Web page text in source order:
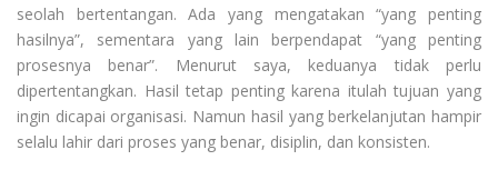
seolah bertentangan. Ada yang mengatakan “yang penting
hasilnya”, sementara yang lain berpendapat “yang penting
prosesnya benar”. Menurut saya, keduanya tidak perlu
dipertentangkan. Hasil tetap penting karena itulah tujuan yang
ingin dicapai organisasi. Namun hasil yang berkelanjutan hampir
selalu lahir dari proses yang benar, disiplin, dan konsisten.